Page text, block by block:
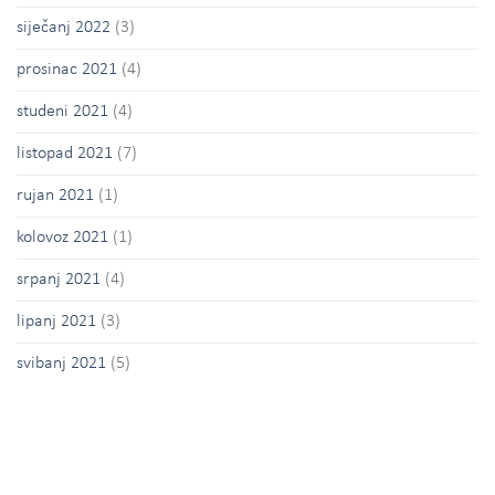
siječanj 2022 (3)
prosinac 2021 (4)
studeni 2021 (4)
listopad 2021 (7)
rujan 2021 (1)
kolovoz 2021 (1)
srpanj 2021 (4)
lipanj 2021 (3)
svibanj 2021 (5)